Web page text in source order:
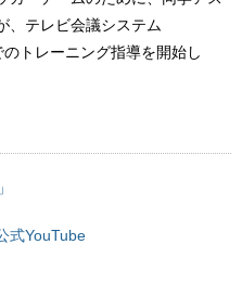
、テレビ会議システム
トレーニング指導を開始し
式YouTube